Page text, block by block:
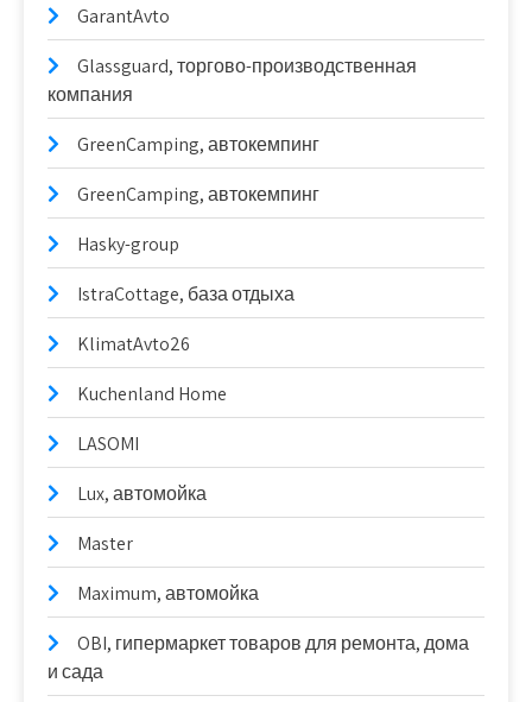
GarantAvto
Glassguard, торгово-производственная
компания
GreenCamping, автокемпинг
GreenCamping, автокемпинг
Hasky-group
IstraCottage, база отдыха
KlimatAvto26
Kuchenland Home
LASOMI
Lux, автомойка
Master
Maximum, автомойка
OBI, гипермаркет товаров для ремонта, дома
и сада